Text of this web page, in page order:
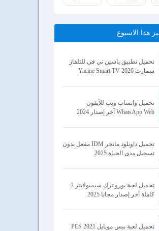
هذا الاسبوع
تحميل تطبيق ياسين تي في للتلفاز
سمارت Yacine Smart TV 2026
تحميل واتساب ويب للأيفون
WhatsApp Web آخر إصدار 2024
تحميل داونلود مانجر IDM مفعل بدون
تسجيل مدى الحياة 2025
تحميل لعبة يورو ترك سيميولايتر 2
كاملة أخر إصدار مجانا 2025
تحميل لعبة بيس موبايل 2021 PES